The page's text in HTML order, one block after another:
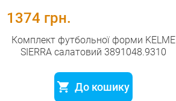
1374 грн.
Комплект футбольної форми KELME
SIERRA салатовий 3891048.9310
До кошику